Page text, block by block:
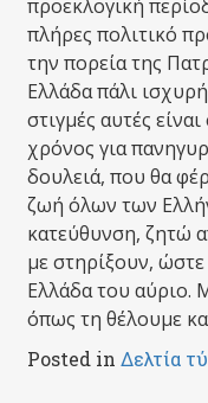
προεκλογική
πλήρες πολιτικό
την πορεία της
Ελλάδα πάλι
στιγμές αυτές
χρόνος για
δουλειά, που θα
ζωή όλων των
κατεύθυνση, ζητώ
με στηρίξουν,
Ελλάδα του αύριο.
όπως τη θέλουμε
Posted in Δελτία